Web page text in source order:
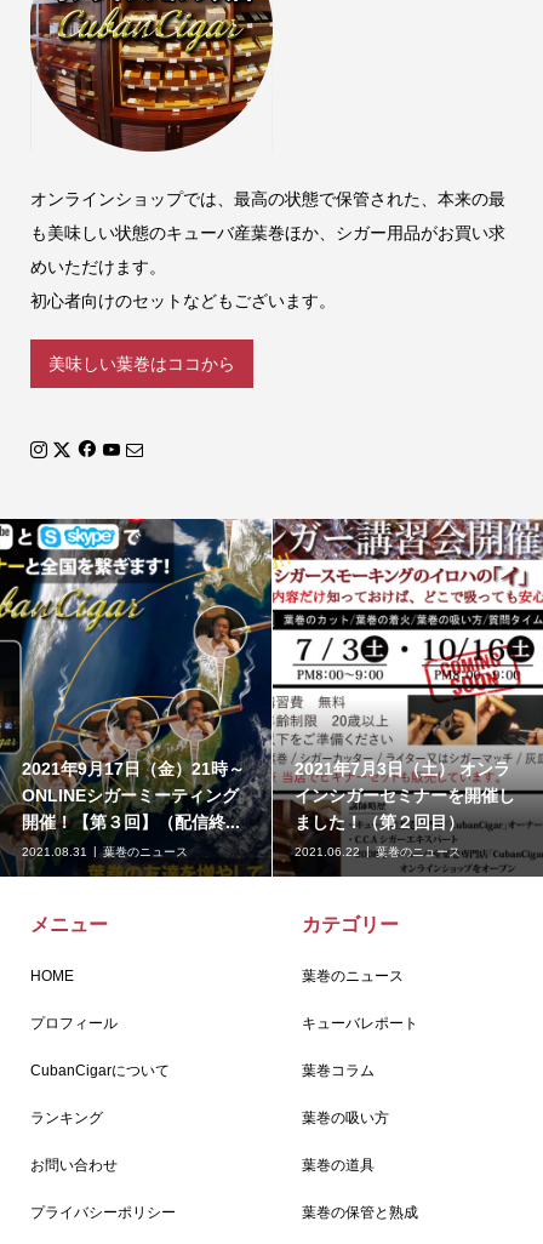
オンラインショップでは、最高の状態で保管された、本来の最
も美味しい状態のキューバ産葉巻ほか、シガー用品がお買い求
めいただけます。
初心者向けのセットなどもございます。
美味しい葉巻はココから
2021年9月17日（金）21時～
ONLINEシガーミーティング
開催！【第３回】（配信終...
2021.08.31 葉巻のニュース
2021年7月3日（土） オンラ
インシガーセミナーを開催し
ました！（第２回目）
2021.06.22 葉巻のニュース
メニュー
HOME
プロフィール
CubanCigarについて
ランキング
お問い合わせ
プライバシーポリシー
カテゴリー
葉巻のニュース
キューバレポート
葉巻コラム
葉巻の吸い方
葉巻の道具
葉巻の保管と熟成